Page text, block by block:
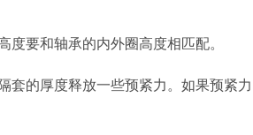
要和轴承的内外圈高度相匹配。
套的厚度释放一些预紧力。如果预紧力